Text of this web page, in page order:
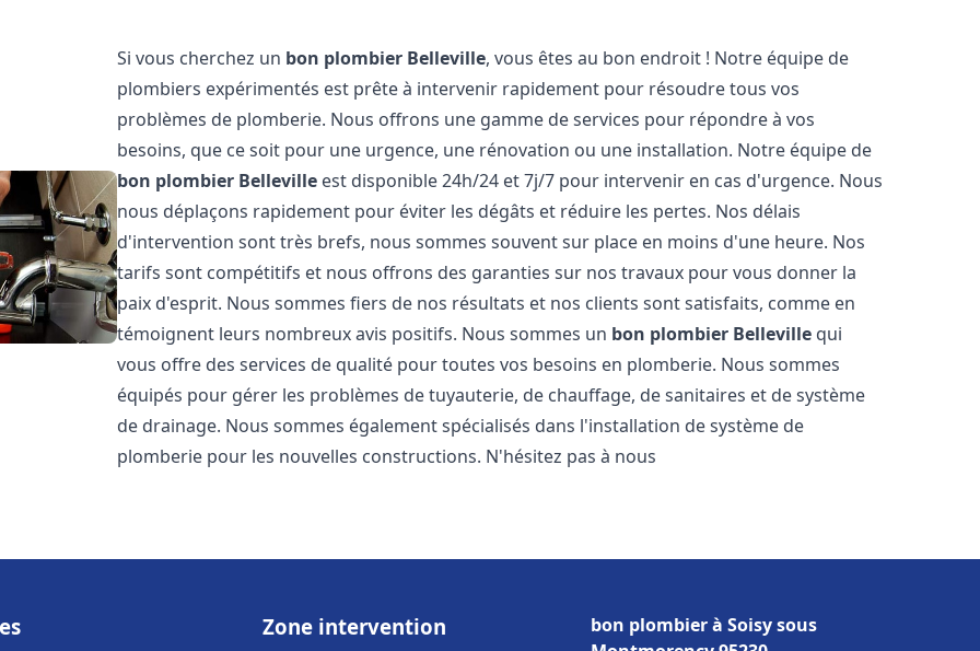
Si vous cherchez un bon plombier Belleville, vous êtes au bon endroit ! Notre équipe de
plombiers expérimentés est prête à intervenir rapidement pour résoudre tous vos
problèmes de plomberie. Nous offrons une gamme de services pour répondre à vos
besoins, que ce soit pour une urgence, une rénovation ou une installation. Notre équipe de
bon plombier Belleville est disponible 24h/24 et 7j/7 pour intervenir en cas d'urgence. Nous
nous déplaçons rapidement pour éviter les dégâts et réduire les pertes. Nos délais
d'intervention sont très brefs, nous sommes souvent sur place en moins d'une heure. Nos
tarifs sont compétitifs et nous offrons des garanties sur nos travaux pour vous donner la
paix d'esprit. Nous sommes fiers de nos résultats et nos clients sont satisfaits, comme en
témoignent leurs nombreux avis positifs. Nous sommes un bon plombier Belleville qui
vous offre des services de qualité pour toutes vos besoins en plomberie. Nous sommes
équipés pour gérer les problèmes de tuyauterie, de chauffage, de sanitaires et de système
de drainage. Nous sommes également spécialisés dans l'installation de système de
plomberie pour les nouvelles constructions. N'hésitez pas à nous
Zone intervention
bon plombier à Soisy sous